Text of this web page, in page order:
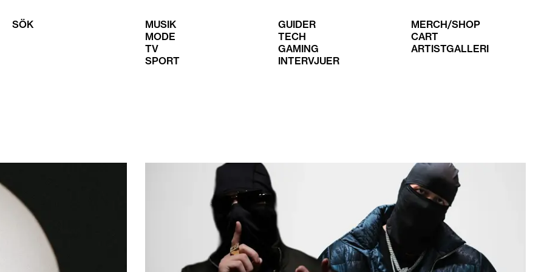
SÖK
MUSIK
MODE
TV
SPORT
GUIDER
TECH
GAMING
INTERVJUER
MERCH/SHOP
CART
ARTISTGALLERI